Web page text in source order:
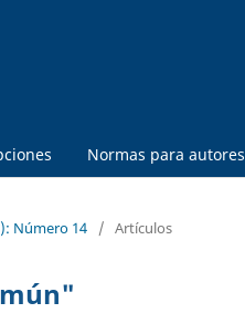
Normas para autores
Número 14 / Artículos